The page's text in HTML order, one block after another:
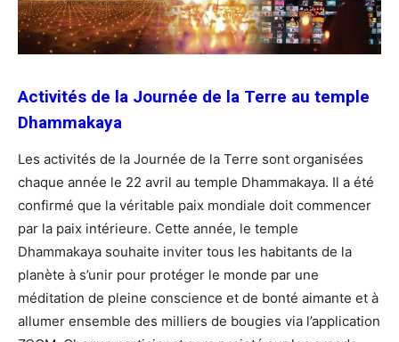
Activités de la Journée de la Terre au temple
Dhammakaya
Les activités de la Journée de la Terre sont organisées
chaque année le 22 avril au temple Dhammakaya. Il a été
confirmé que la véritable paix mondiale doit commencer
par la paix intérieure. Cette année, le temple
Dhammakaya souhaite inviter tous les habitants de la
planète à s’unir pour protéger le monde par une
méditation de pleine conscience et de bonté aimante et à
allumer ensemble des milliers de bougies via l’application